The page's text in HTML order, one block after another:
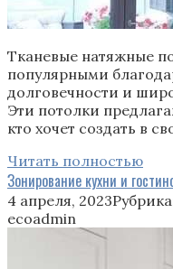
Тканевые натяжные
популярными
долговечности и
Эти потолки
кто хочет создать в
Читать полностью
Зонирование кухни и
4 апреля, 2023
ecoadmin